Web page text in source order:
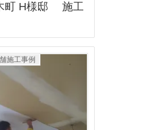
町 H様邸 施工
施工事例